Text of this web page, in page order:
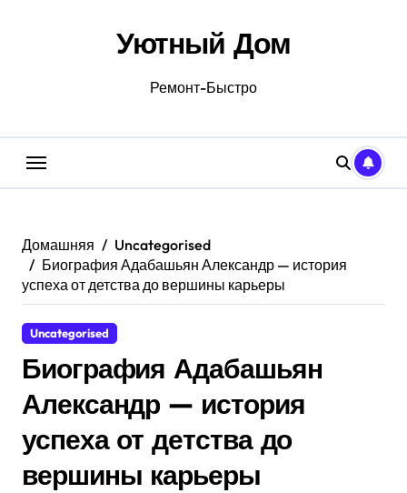
Уютный Дом
Ремонт-Быстро
Домашняя
Uncategorised
Биография Адабашьян Александр — история
успеха от детства до вершины карьеры
Uncategorised
Биография Адабашьян
Александр — история
успеха от детства до
вершины карьеры